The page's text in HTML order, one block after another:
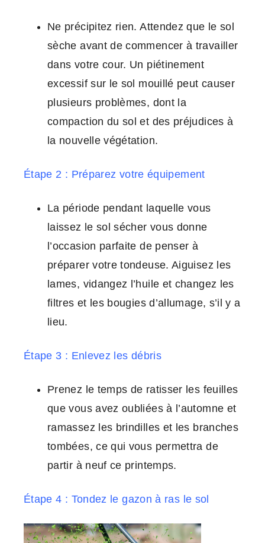
Ne précipitez rien. Attendez que le sol
sèche avant de commencer à travailler
dans votre cour. Un piétinement
excessif sur le sol mouillé peut causer
plusieurs problèmes, dont la
compaction du sol et des préjudices à
la nouvelle végétation.
Étape 2 : Préparez votre équipement
La période pendant laquelle vous
laissez le sol sécher vous donne
l’occasion parfaite de penser à
préparer votre tondeuse. Aiguisez les
lames, vidangez l’huile et changez les
filtres et les bougies d’allumage, s’il y a
lieu.
Étape 3 : Enlevez les débris
Prenez le temps de ratisser les feuilles
que vous avez oubliées à l’automne et
ramassez les brindilles et les branches
tombées, ce qui vous permettra de
partir à neuf ce printemps.
Étape 4 : Tondez le gazon à ras le sol